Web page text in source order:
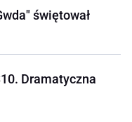
świętował
Dramatyczna